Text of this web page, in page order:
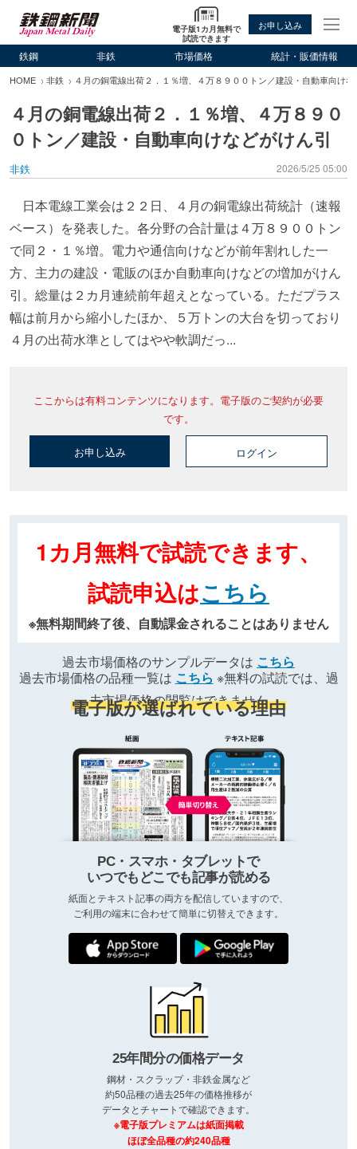
電子版1カ月無料で
試読できます
お申し込み
鉄鋼 非鉄 市場価格 統計・販価情報
HOME 非鉄 ４月の銅電線出荷２．１％増、４万８９００トン／建設・自動車向け
４月の銅電線出荷２．１％増、４万８９０
０トン／建設・自動車向けなどがけん引
非鉄 2026/5/25 05:00
日本電線工業会は２２日、４月の銅電線出荷統計（速報
ベース）を発表した。各分野の合計量は４万８９００トン
で同２・１％増。電力や通信向けなどが前年割れした一
方、主力の建設・電販のほか自動車向けなどの増加がけん
引。総量は２カ月連続前年超えとなっている。ただプラス
幅は前月から縮小したほか、５万トンの大台を切っており
４月の出荷水準としてはやや軟調だっ...
ここからは有料コンテンツになります。電子版のご契約が必要
です。
お申し込み ログイン
1カ月無料で試読できます、
試読申込はこちら
※無料期間終了後、自動課金されることはありません
過去市場価格のサンプルデータは こちら
過去市場価格の品種一覧は こちら ※無料の試読では、過
去市場価格の閲覧はできません
電子版が選ばれている理由
PC・スマホ・タブレットで
いつでもどこでも記事が読める
紙面とテキスト記事の両方を配信していますので、
ご利用の端末に合わせて簡単に切替えできます。
25年間分の価格データ
鋼材・スクラップ・非鉄金属など
約50品種の過去25年の価格推移が
データとチャートで確認できます。
※電子版プレミアムは紙面掲載
ほぼ全品種の約240品種